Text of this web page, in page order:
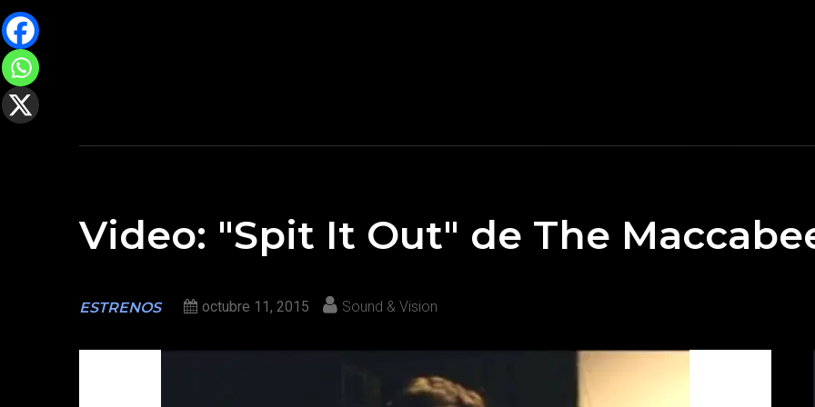
Video: "Spit It Out" de The
ESTRENOS octubre 11, 2015 Sound & Vision